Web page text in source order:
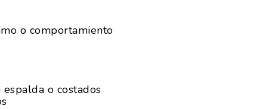
o comportamiento
o costados